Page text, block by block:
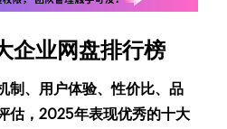
企业网盘排行榜
制、用户体验、性价比、品
估，2025年表现优秀的十大